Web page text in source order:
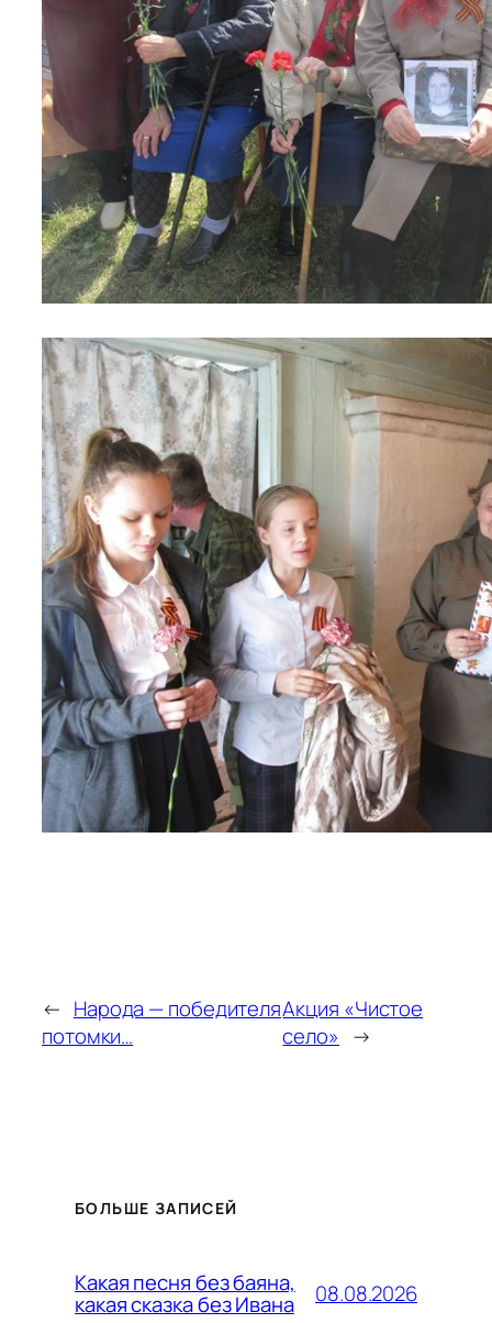
← Народа — победителя
потомки…
Акция «Чистое
село» →
БОЛЬШЕ ЗАПИСЕЙ
Какая песня без баяна,
какая сказка без Ивана 08.08.2026